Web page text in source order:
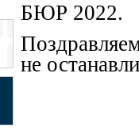
БЮР 2022.
не